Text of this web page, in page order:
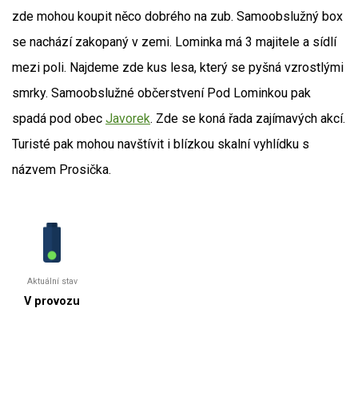
zde mohou koupit něco dobrého na zub. Samoobslužný box
se nachází zakopaný v zemi. Lominka má 3 majitele a sídlí
mezi poli. Najdeme zde kus lesa, který se pyšná vzrostlými
smrky. Samoobslužné občerstvení Pod Lominkou pak
spadá pod obec Javorek. Zde se koná řada zajímavých akcí.
Turisté pak mohou navštívit i blízkou skalní vyhlídku s
názvem Prosička.
Aktuální stav
V provozu